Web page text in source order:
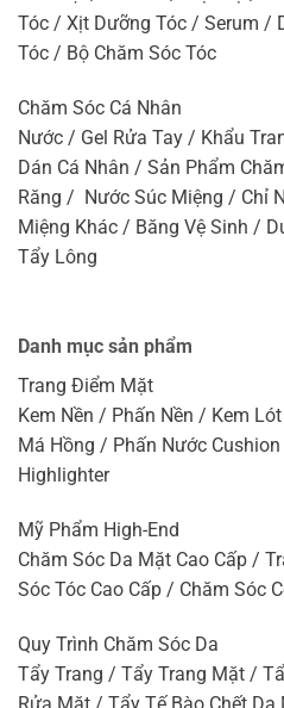
Tóc / Xịt Dưỡng Tóc / Serum /
Tóc / Bộ Chăm Sóc Tóc
Chăm Sóc Cá Nhân
Nước / Gel Rửa Tay / Khẩu
Dán Cá Nhân / Sản Phẩm
Răng / Nước Súc Miệng / Chỉ
Miệng Khác / Băng Vệ Sinh /
Tẩy Lông
Danh mục sản phẩm
Trang Điểm Mặt
Kem Nền / Phấn Nền / Kem
Má Hồng / Phấn Nước
Highlighter
Mỹ Phẩm High-End
Chăm Sóc Da Mặt Cao Cấp /
Sóc Tóc Cao Cấp / Chăm Sóc
Quy Trình Chăm Sóc Da
Tẩy Trang / Tẩy Trang Mặt /